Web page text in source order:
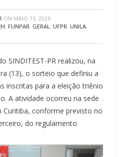
ON MAIO 13, 2026
, FUNPAR, GERAL, UFPR, UNILA,
SINDITEST-PR realizou, na
(13), o sorteio que definiu a
inscritas para a eleição triênio
A atividade ocorreu na sede
Curitiba, conforme previsto no
do regulamento